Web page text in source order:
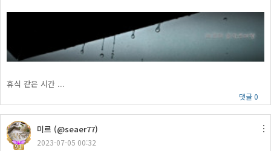
휴식 같은 시간 ...
댓글 0
91
미르 (@seaer77)
2023-07-05 00:32